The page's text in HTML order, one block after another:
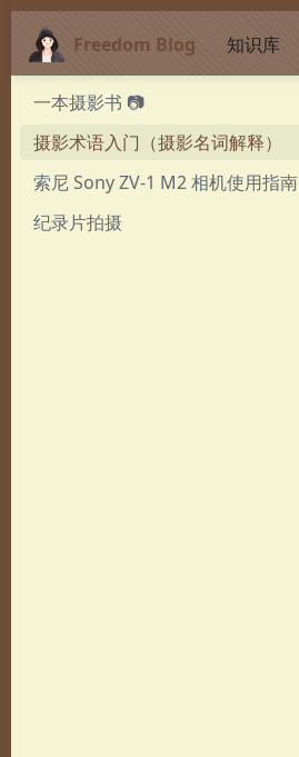
Freedom Blog 知识库
一本摄影书 📷
摄影术语入门（摄影名词解释）
索尼 Sony ZV-1 M2 相机使用指南
纪录片拍摄